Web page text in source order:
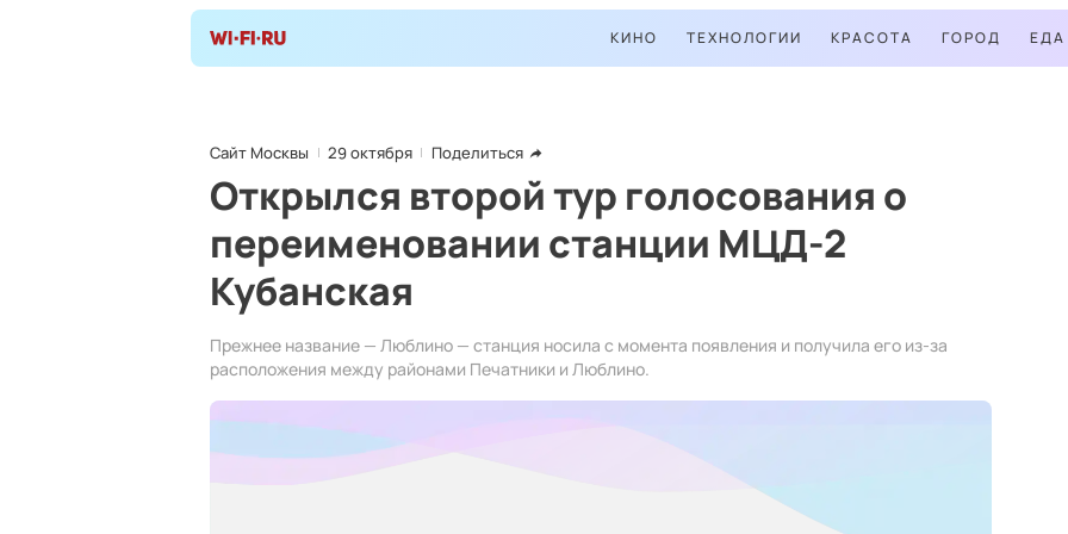
КИНО ТЕХНОЛОГИИ КРАСОТА ГОРОД ЕДА
Сайт Москвы 29 октября Поделиться
Открылся второй тур голосования о
переименовании станции МЦД-2
Кубанская
Прежнее название — Люблино — станция носила с момента появления и получила его из-за
расположения между районами Печатники и Люблино.